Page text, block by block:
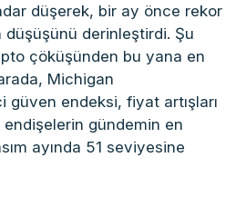
düşerek, bir ay önce rekor
derinleştirdi. Şu
çöküşünden bu yana en
Michigan
güven endeksi, fiyat artışları
endişelerin gündemin en
ayında 51 seviyesine